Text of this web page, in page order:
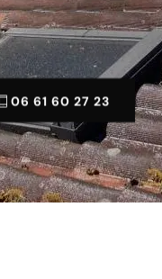
06 61 60 27 23